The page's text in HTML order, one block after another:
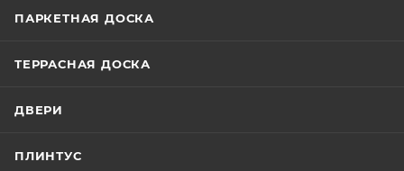
ПАРКЕТНАЯ ДОСКА
ТЕРРАСНАЯ ДОСКА
ДВЕРИ
ПЛИНТУС